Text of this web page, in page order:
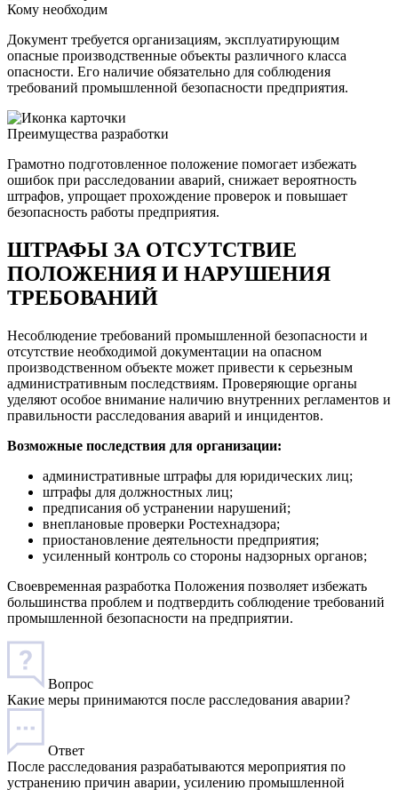
Кому необходим
Документ требуется организациям, эксплуатирующим
опасные производственные объекты различного класса
опасности. Его наличие обязательно для соблюдения
требований промышленной безопасности предприятия.
Преимущества разработки
Грамотно подготовленное положение помогает избежать
ошибок при расследовании аварий, снижает вероятность
штрафов, упрощает прохождение проверок и повышает
безопасность работы предприятия.
ШТРАФЫ ЗА ОТСУТСТВИЕ
ПОЛОЖЕНИЯ И НАРУШЕНИЯ
ТРЕБОВАНИЙ
Несоблюдение требований промышленной безопасности и
отсутствие необходимой документации на опасном
производственном объекте может привести к серьезным
административным последствиям. Проверяющие органы
уделяют особое внимание наличию внутренних регламентов и
правильности расследования аварий и инцидентов.
Возможные последствия для организации:
административные штрафы для юридических лиц;
штрафы для должностных лиц;
предписания об устранении нарушений;
внеплановые проверки Ростехнадзора;
приостановление деятельности предприятия;
усиленный контроль со стороны надзорных органов;
Своевременная разработка Положения позволяет избежать
большинства проблем и подтвердить соблюдение требований
промышленной безопасности на предприятии.
Вопрос
Какие меры принимаются после расследования аварии?
Ответ
После расследования разрабатываются мероприятия по
устранению причин аварии, усилению промышленной